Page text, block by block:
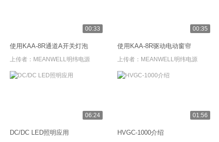
00:33
使用KAA-8R通道A开关灯泡
上传者： MEANWELL明纬电源
00:35
使用KAA-8R驱动电动窗帘
上传者： MEANWELL明纬电源
06:24
DC/DC LED照明应用
01:56
HVGC-1000介绍